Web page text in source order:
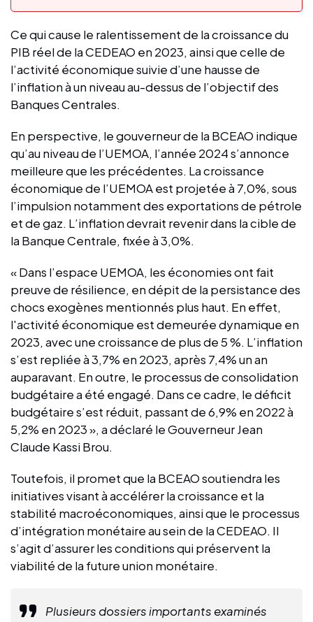
Ce qui cause le ralentissement de la croissance du
PIB réel de la CEDEAO en 2023, ainsi que celle de
l’activité économique suivie d’une hausse de
l’inflation à un niveau au-dessus de l’objectif des
Banques Centrales.
En perspective, le gouverneur de la BCEAO indique
qu’au niveau de l’UEMOA, l’année 2024 s’annonce
meilleure que les précédentes. La croissance
économique de l’UEMOA est projetée à 7,0%, sous
l’impulsion notamment des exportations de pétrole
et de gaz. L’inflation devrait revenir dans la cible de
la Banque Centrale, fixée à 3,0%.
« Dans l’espace UEMOA, les économies ont fait
preuve de résilience, en dépit de la persistance des
chocs exogènes mentionnés plus haut. En effet,
l'activité économique est demeurée dynamique en
2023, avec une croissance de plus de 5 %. L’inflation
s’est repliée à 3,7% en 2023, après 7,4% un an
auparavant. En outre, le processus de consolidation
budgétaire a été engagé. Dans ce cadre, le déficit
budgétaire s’est réduit, passant de 6,9% en 2022 à
5,2% en 2023 », a déclaré le Gouverneur Jean
Claude Kassi Brou.
Toutefois, il promet que la BCEAO soutiendra les
initiatives visant à accélérer la croissance et la
stabilité macroéconomiques, ainsi que le processus
d’intégration monétaire au sein de la CEDEAO. Il
s’agit d’assurer les conditions qui préservent la
viabilité de la future union monétaire.
Plusieurs dossiers importants examinés